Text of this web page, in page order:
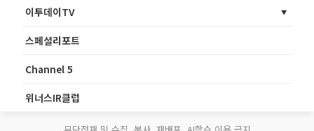
이투데이TV
스페셜리포트
Channel 5
위너스IR클럽